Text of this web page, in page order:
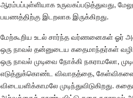
ஆரம்பப்புள்ளியாக உருவகப்படுத்துவது,
பயணத்திற்கு இடறலாக இருக்கிறது.
மேற்கூறிய உடல் சார்ந்த வர்ணனைகள் ஓர்
ஒரு நாவல் தன்னுடைய கதைமாந்தர்கள்
ஒரு நாவல் முடிவை நோக்கி நகராமலோ,
எடுத்துக்கொண்ட விவாதத்தை,
விடையளிக்காமலே